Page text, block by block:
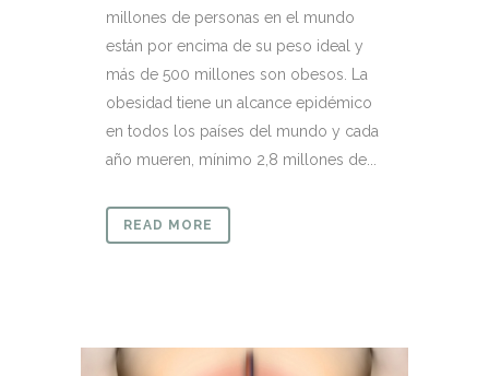
millones de personas en el mundo
están por encima de su peso ideal y
más de 500 millones son obesos. La
obesidad tiene un alcance epidémico
en todos los países del mundo y cada
año mueren, mínimo 2,8 millones de...
READ MORE